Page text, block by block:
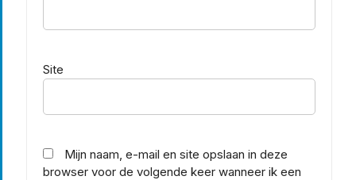
Site
Mijn naam, e-mail en site opslaan in deze
browser voor de volgende keer wanneer ik een